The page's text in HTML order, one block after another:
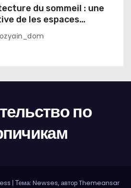
du sommeil : une
de les espaces
habitudes d'ecriture
по
| Тема: Newses, авторThemeansar